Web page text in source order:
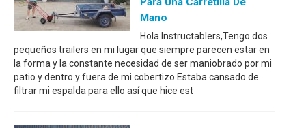
Mano
Hola Instructablers,Tengo dos
pequeños trailers en mi lugar que siempre parecen estar en
la forma y la constante necesidad de ser maniobrado por mi
patio y dentro y fuera de mi cobertizo.Estaba cansado de
filtrar mi espalda para ello así que hice est